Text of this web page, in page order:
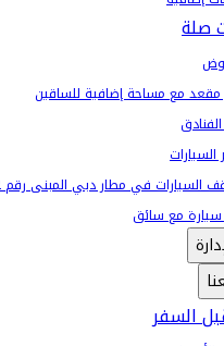
صلة
مقعد مع مساحة إضافية للساقين
السيارات
السيارات في مطار دبي المبنى رقم 2
مع سائق
السفر